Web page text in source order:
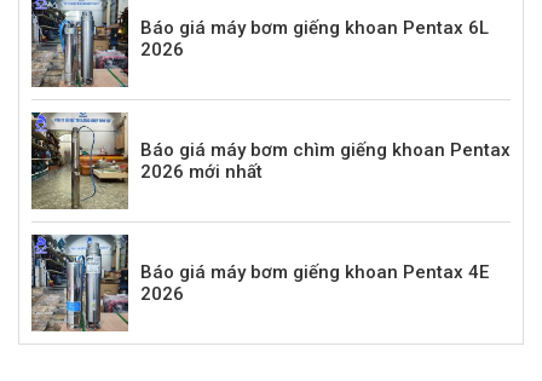
Báo giá máy bơm giếng khoan Pentax 6L
2026
Báo giá máy bơm chìm giếng khoan Pentax
2026 mới nhất
Báo giá máy bơm giếng khoan Pentax 4E
2026